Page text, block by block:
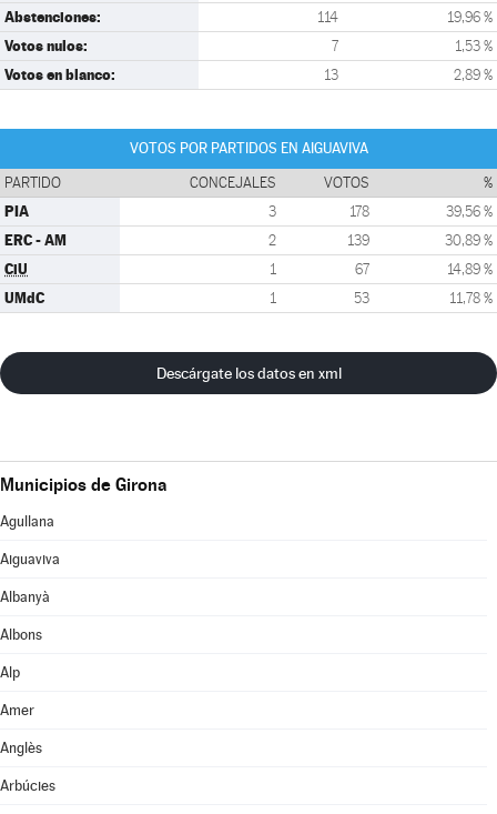
Abstenciones: 114 19,96 %
Votos nulos: 7 1,53 %
Votos en blanco: 13 2,89 %
VOTOS POR PARTIDOS EN AIGUAVIVA
PARTIDO CONCEJALES VOTOS %
PIA 3 178 39,56 %
ERC - AM 2 139 30,89 %
CiU 1 67 14,89 %
UMdC 1 53 11,78 %
Descárgate los datos en xml
Municipios de Girona
Agullana
Aiguaviva
Albanyà
Albons
Alp
Amer
Anglès
Arbúcies